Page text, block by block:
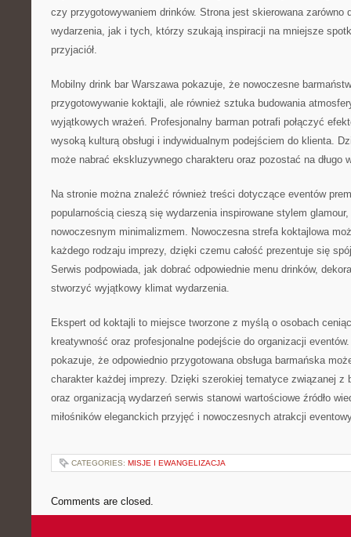
czy przygotowywaniem drinków. Strona jest skierowana zarówno
wydarzenia, jak i tych, którzy szukają inspiracji na mniejsze
przyjaciół.
Mobilny drink bar Warszawa pokazuje, że nowoczesne
przygotowywanie koktajli, ale również sztuka budowania
wyjątkowych wrażeń. Profesjonalny barman potrafi połączyć
wysoką kulturą obsługi i indywidualnym podejściem do klienta.
może nabrać ekskluzywnego charakteru oraz pozostać na długo
Na stronie można znaleźć również treści dotyczące eventów
popularnością cieszą się wydarzenia inspirowane stylem
nowoczesnym minimalizmem. Nowoczesna strefa koktajlowa
każdego rodzaju imprezy, dzięki czemu całość prezentuje się
Serwis podpowiada, jak dobrać odpowiednie menu drinków,
stworzyć wyjątkowy klimat wydarzenia.
Ekspert od koktajli to miejsce tworzone z myślą o osobach
kreatywność oraz profesjonalne podejście do organizacji
pokazuje, że odpowiednio przygotowana obsługa barmańska
charakter każdej imprezy. Dzięki szerokiej tematyce związanej z
oraz organizacją wydarzeń serwis stanowi wartościowe źródło
miłośników eleganckich przyjęć i nowoczesnych atrakcji
CATEGORIES: MISJE I EWANGELIZACJA
Comments are closed.